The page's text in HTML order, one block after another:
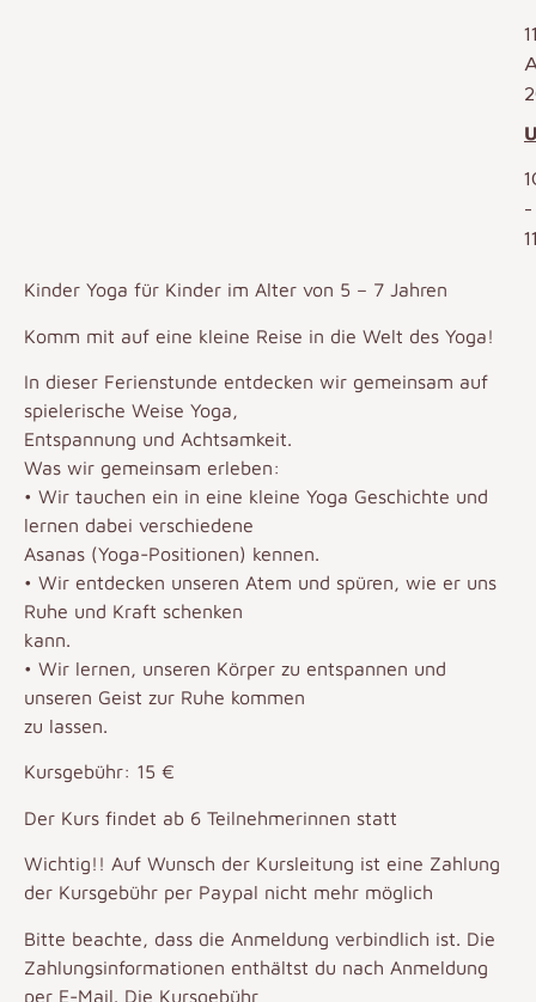
-
Kinder Yoga für Kinder im Alter von 5 – 7 Jahren
Komm mit auf eine kleine Reise in die Welt des Yoga!
In dieser Ferienstunde entdecken wir gemeinsam auf
spielerische Weise Yoga,
Entspannung und Achtsamkeit.
Was wir gemeinsam erleben:
• Wir tauchen ein in eine kleine Yoga Geschichte und
lernen dabei verschiedene
Asanas (Yoga-Positionen) kennen.
• Wir entdecken unseren Atem und spüren, wie er uns
Ruhe und Kraft schenken
kann.
• Wir lernen, unseren Körper zu entspannen und
unseren Geist zur Ruhe kommen
zu lassen.
Kursgebühr: 15 €
Der Kurs findet ab 6 Teilnehmerinnen statt
Wichtig!! Auf Wunsch der Kursleitung ist eine Zahlung
der Kursgebühr per Paypal nicht mehr möglich
Bitte beachte, dass die Anmeldung verbindlich ist. Die
Zahlungsinformationen enthältst du nach Anmeldung
per E-Mail. Die Kursgebühr